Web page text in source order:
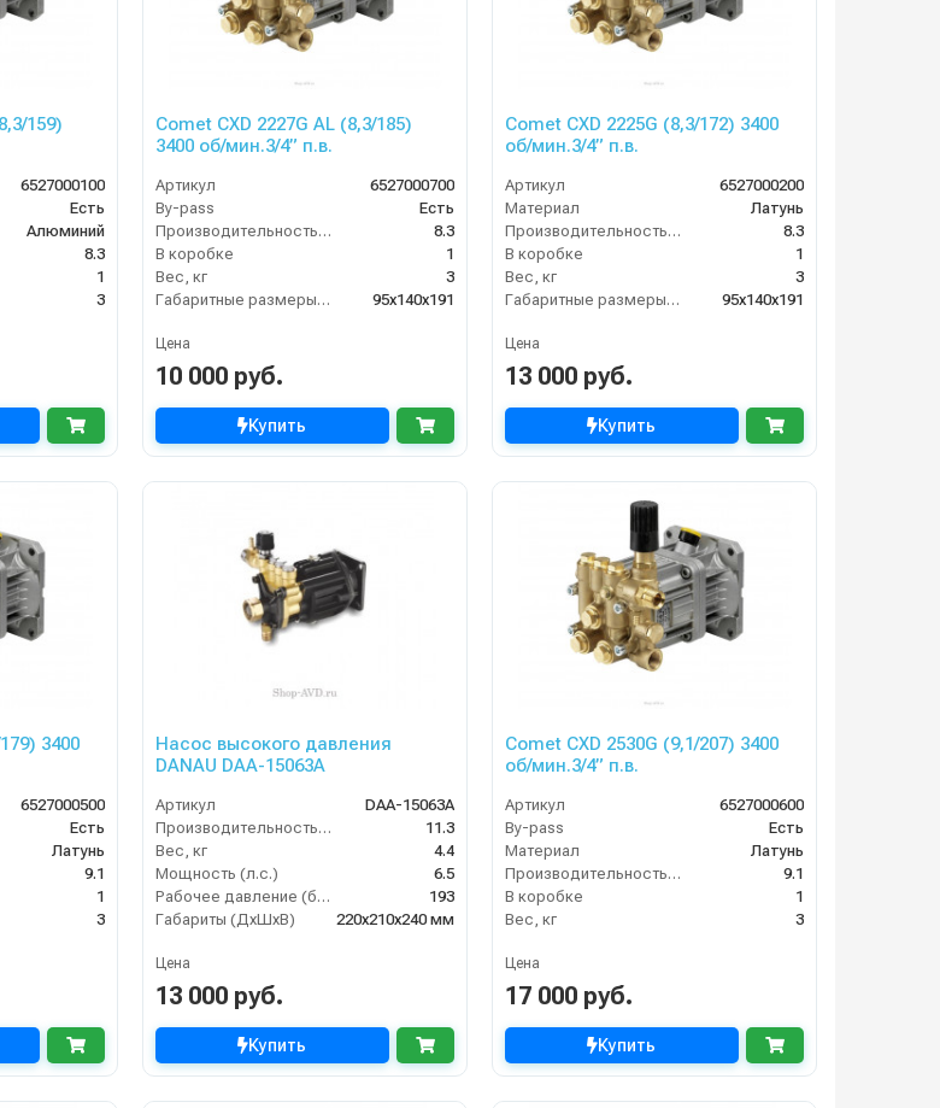
159)
6527000100
Есть
Алюминий
8.3
1
3
Comet CXD 2227G AL (8,3/185)
3400 об/мин.3/4” п.в.
Артикул
6527000700
By-pass
Есть
Производительность (л/мин)
8.3
В коробке
1
Вес, кг
3
Габаритные размеры, мм
95x140x191
Цена
10 000 руб.
Купить
Comet CXD 2225G (8,3/172) 3400
об/мин.3/4” п.в.
Артикул
6527000200
Материал
Латунь
Производительность (л/мин)
8.3
В коробке
1
Вес, кг
3
Габаритные размеры, мм
95x140x191
Цена
13 000 руб.
Купить
3400
6527000500
Есть
Латунь
9.1
1
3
Насос высокого давления
DANAU DAA-15063A
Артикул
DAA-15063A
Производительность (л/мин)
11.3
Вес, кг
4.4
Мощность (л.с.)
6.5
Рабочее давление (бар)
193
Габариты (ДхШхВ)
220х210х240 мм
Цена
13 000 руб.
Купить
Comet CXD 2530G (9,1/207) 3400
об/мин.3/4” п.в.
Артикул
6527000600
By-pass
Есть
Материал
Латунь
Производительность (л/мин)
9.1
В коробке
1
Вес, кг
3
Цена
17 000 руб.
Купить